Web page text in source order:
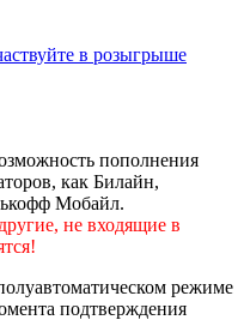
в розыгрыше
пополнения
как Билайн,
Мобайл.
не входящие в
режиме
подтверждения